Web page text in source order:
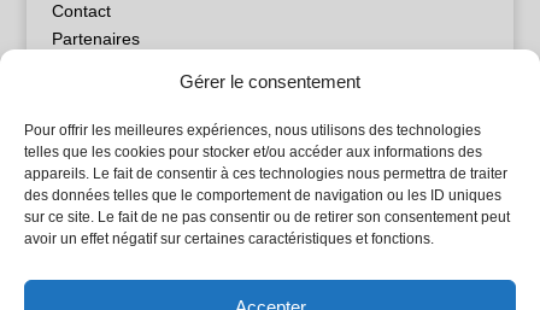
Gérer le consentement
Pour offrir les meilleures expériences, nous utilisons des technologies
telles que les cookies pour stocker et/ou accéder aux informations des
appareils. Le fait de consentir à ces technologies nous permettra de traiter
des données telles que le comportement de navigation ou les ID uniques
sur ce site. Le fait de ne pas consentir ou de retirer son consentement peut
avoir un effet négatif sur certaines caractéristiques et fonctions.
Contact
Partenaires
Politique de confidentialité
Sites partenaires
5Façades
Atrium Patrimoine
L'Atelier Bois